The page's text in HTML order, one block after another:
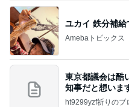
ユカイ 鉄分補
Amebaトピックス
東京都議会は酷
知事だと想いま
か？
ht9299yzf祈りのブ